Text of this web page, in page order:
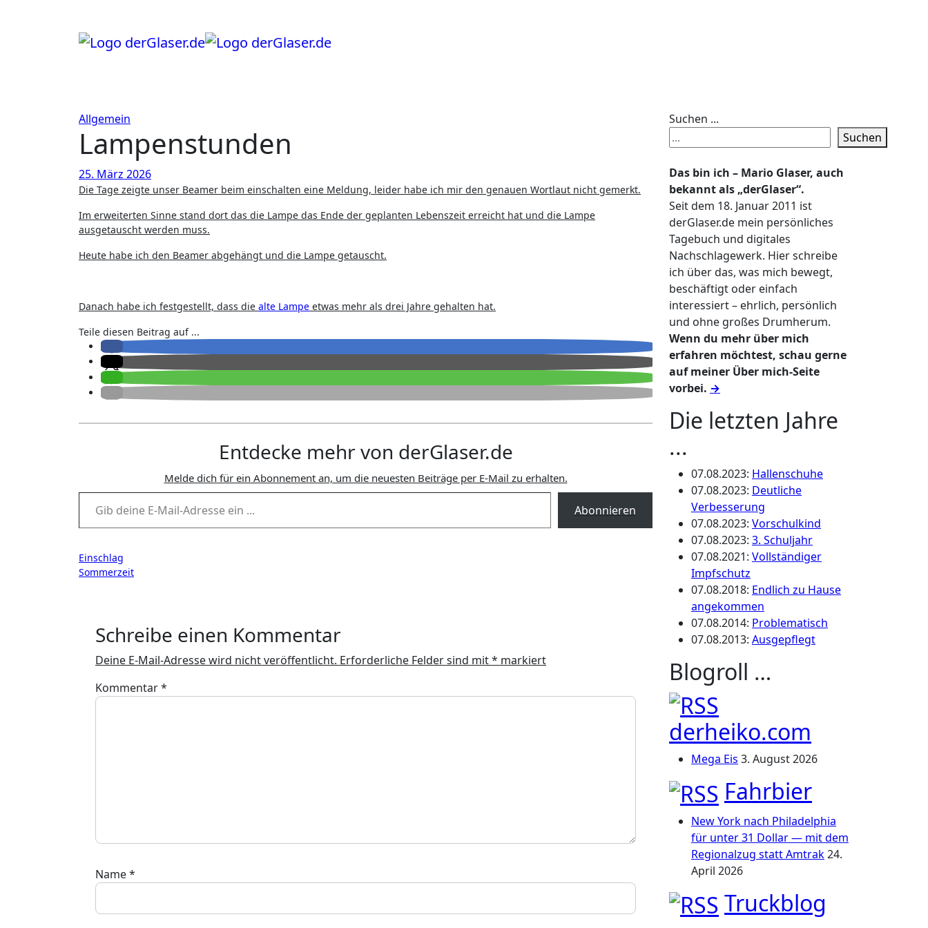
Allgemein
Lampenstunden
25. März 2026
Die Tage zeigte unser Beamer beim einschalten eine Meldung, leider habe ich mir den genauen Wortlaut nicht gemerkt.
Im erweiterten Sinne stand dort das die Lampe das Ende der geplanten Lebenszeit erreicht hat und die Lampe
ausgetauscht werden muss.
Heute habe ich den Beamer abgehängt und die Lampe getauscht.
Danach habe ich festgestellt, dass die alte Lampe etwas mehr als drei Jahre gehalten hat.
Teile diesen Beitrag auf ...
Entdecke mehr von derGlaser.de
Melde dich für ein Abonnement an, um die neuesten Beiträge per E-Mail zu erhalten.
Gib deine E-Mail-Adresse ein ...
Abonnieren
Beitragsnavigation
Einschlag
Sommerzeit
Schreibe einen Kommentar
Deine E-Mail-Adresse wird nicht veröffentlicht. Erforderliche Felder sind mit* markiert
Kommentar*
Name*
Suchen ...
Suchen
Das bin ich – Mario Glaser, auch
bekannt als „derGlaser“.
Seit dem 18. Januar 2011 ist
derGlaser.de mein persönliches
Tagebuch und digitales
Nachschlagewerk. Hier schreibe
ich über das, was mich bewegt,
beschäftigt oder einfach
interessiert – ehrlich, persönlich
und ohne großes Drumherum.
Wenn du mehr über mich
erfahren möchtest, schau gerne
auf meiner Über mich-Seite
vorbei. →
Die letzten Jahre
...
07.08.2023: Hallenschuhe
07.08.2023: Deutliche
Verbesserung
07.08.2023: Vorschulkind
07.08.2023: 3. Schuljahr
07.08.2021: Vollständiger
Impfschutz
07.08.2018: Endlich zu Hause
angekommen
07.08.2014: Problematisch
07.08.2013: Ausgepflegt
Blogroll …
derheiko.com
Mega Eis 3. August 2026
Fahrbier
New York nach Philadelphia
für unter 31 Dollar — mit dem
Regionalzug statt Amtrak24.
April 2026
Truckblog